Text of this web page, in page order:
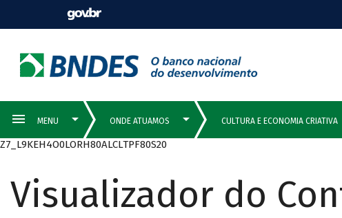
Z7_L9KEH4O0LORH80ALCLTPF80S20
Visualizador do